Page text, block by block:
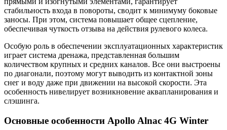
стабильность входа в повороты, сводит к минимуму боковые
заносы. При этом, система повышает общее сцепление,
обеспечивая чуткость отзыва на действия рулевого колеса.
Особую роль в обеспечении эксплуатационных характеристик
играет система дренажа, представленная большим
количеством крупных и средних каналов. Все они выстроены
по диагонали, поэтому могут выводить из контактной зоны
снег и воду даже при движении на высокой скорости. Эта
особенность нивелирует возникновение аквапланирования и
слэшинга.
Основные особенности Apollo Alnac 4G Winter